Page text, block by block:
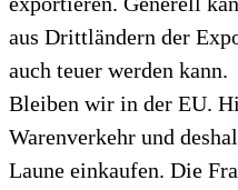
aus Drittländern der
auch teuer werden kann.
Bleiben wir in der EU.
Warenverkehr und
Laune einkaufen. Die